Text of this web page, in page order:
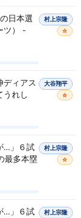
日本選
ツ） -
村上宗隆
☆
ディアス
うれし
大谷翔平
☆
…」６試
最多本塁
村上宗隆
☆
…」６試
村上宗隆